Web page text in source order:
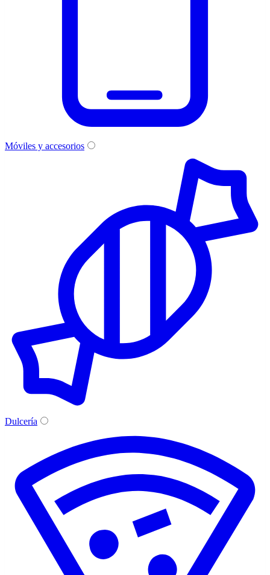
Móviles y accesorios
Dulcería